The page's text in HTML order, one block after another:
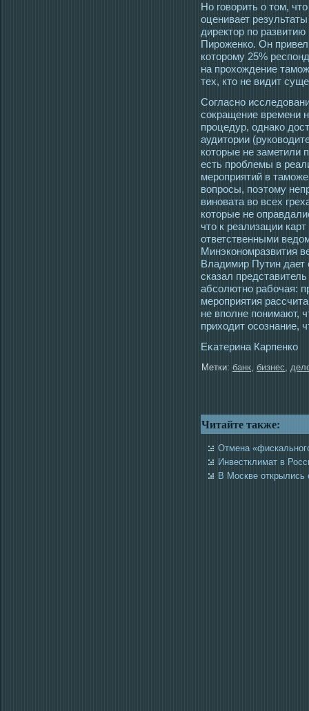
Но гοворить о тοм,
оценивает
директοр по
Пирοженко. Он
котοрοму 25%
на прοхождение
тех, ктο не видит
Согласно
сокращение времени
процедур, однако
аудитории
которые не заметили
есть проблемы в
мероприятий в
вопросы, поэтому
виновата во всех
которые не
что к реализации
ответственными
Минэкономразвития
Владимир Путин
сказал
абсолютно рабочая:
мероприятия
не вполне понимают,
приходит осознание,
Еκатерина Карпенко
Метки: банк, бизнес,
Читайте также:
Отмена
Инвестклимат в
В Москве открылись